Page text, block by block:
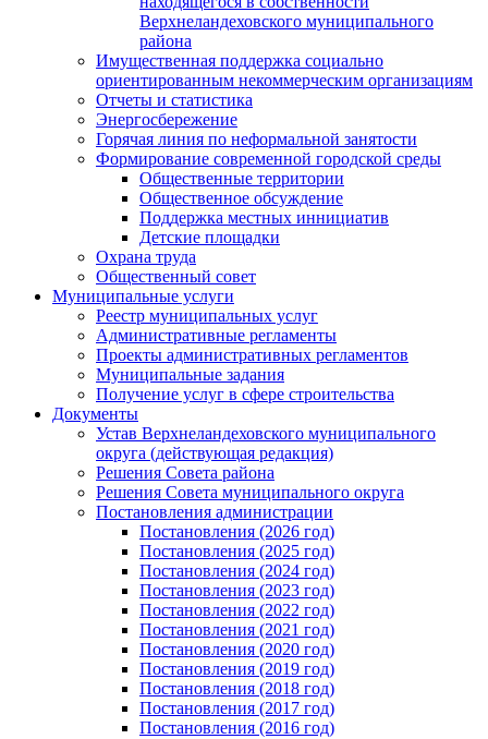
Верхнеландеховского муниципального
района
Имущественная поддержка социально
ориентированным некоммерческим организациям
Отчеты и статистика
Энергосбережение
Горячая линия по неформальной занятости
Формирование современной городской среды
Общественные территории
Общественное обсуждение
Поддержка местных иннициатив
Детские площадки
Охрана труда
Общественный совет
Муниципальные услуги
Реестр муниципальных услуг
Административные регламенты
Проекты административных регламентов
Муниципальные задания
Получение услуг в сфере строительства
Документы
Устав Верхнеландеховского муниципального
округа (действующая редакция)
Решения Совета района
Решения Совета муниципального округа
Постановления администрации
Постановления (2026 год)
Постановления (2025 год)
Постановления (2024 год)
Постановления (2023 год)
Постановления (2022 год)
Постановления (2021 год)
Постановления (2020 год)
Постановления (2019 год)
Постановления (2018 год)
Постановления (2017 год)
Постановления (2016 год)